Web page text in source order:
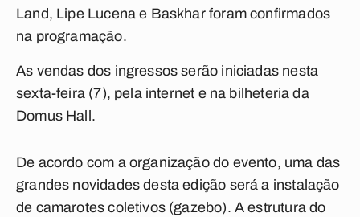
Land, Lipe Lucena e Baskhar foram confirmados
na programação.
As vendas dos ingressos serão iniciadas nesta
sexta-feira (7), pela internet e na bilheteria da
Domus Hall.
De acordo com a organização do evento, uma das
grandes novidades desta edição será a instalação
de camarotes coletivos (gazebo). A estrutura do